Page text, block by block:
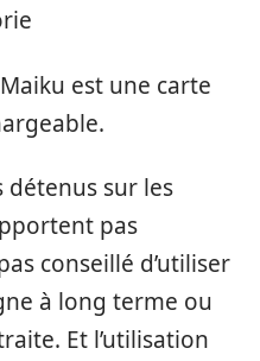
est une carte
détenus sur les
pas
conseillé d’utiliser
à long terme ou
Et l’utilisation